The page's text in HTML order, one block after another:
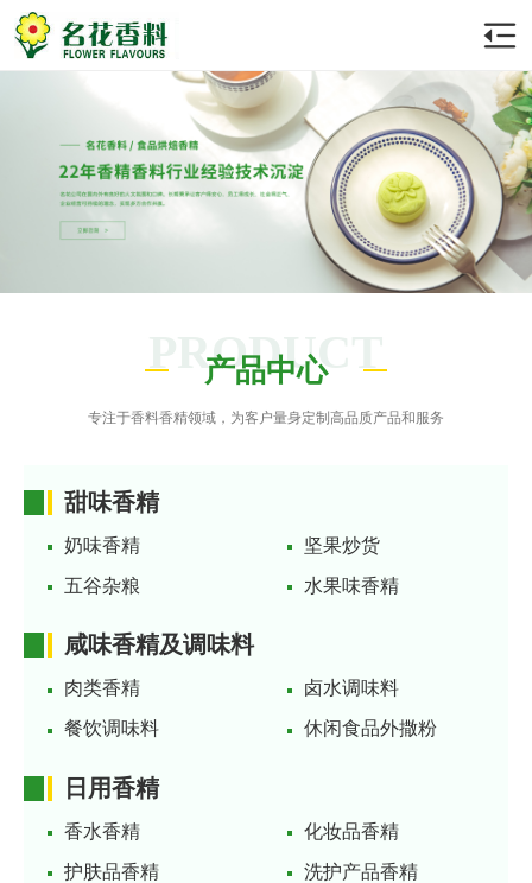
PRODUCT
产品中心
专注于香料香精领域，为客户量身定制高品质产品和服务
甜味香精
奶味香精
坚果炒货
五谷杂粮
水果味香精
咸味香精及调味料
肉类香精
卤水调味料
餐饮调味料
休闲食品外撒粉
日用香精
香水香精
化妆品香精
护肤品香精
洗护产品香精